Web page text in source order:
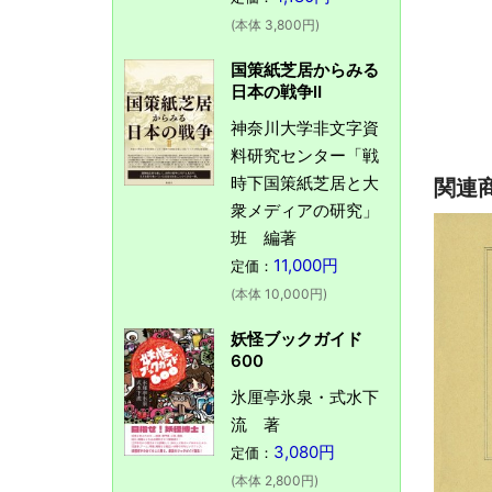
関連
(本体 3,800円)
国策紙芝居からみる
日本の戦争Ⅱ
神奈川大学非文字資
料研究センター「戦
時下国策紙芝居と大
衆メディアの研究」
班 編著
定価： 11,000円
(本体 10,000円)
妖怪ブックガイド
600
氷厘亭氷泉・式水下
流 著
定価： 3,080円
(本体 2,800円)